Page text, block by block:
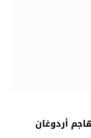
أردوغان